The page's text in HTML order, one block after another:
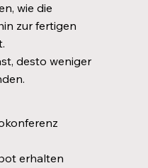
wie die
zur fertigen
desto weniger
erhalten